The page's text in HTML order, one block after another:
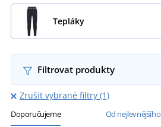
Tepláky
Filtrovat produkty
Zrušit vybrané filtry (1)
Doporučujeme Od nejlevnějšího